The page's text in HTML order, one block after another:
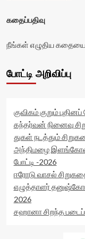
கதைப்பதிவு
நீங்கள் எழுதிய கதையை
போட்டி அறிவிப்பு
குவிகம் குறும்
கந்தர்வன் நினைவு
துகள் நடத்தும்
அந்திமழை
போட்டி -2026
ஈரோடு வாசல்
எழுத்தாளர்
2026
சஹானா சிறந்த